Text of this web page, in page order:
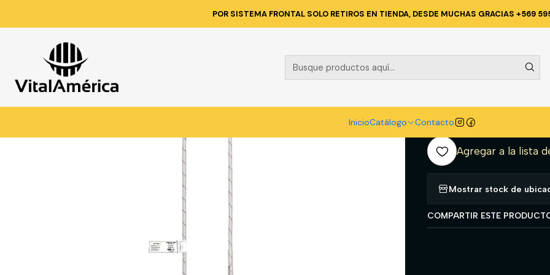
InicioCatálogo Contacto
POR SISTEMA FRONTAL SOLO RETIROS EN TIENDA, DESDE MUCHAS GRACIAS +569
Inicio Catálogo SEGURIDAD INDUSTRIAL TRABAJO EN ALTURA CABO DE VIDA
|
CABO DE
8200
Cantidad
Agregar a la lista
Mostrar stock de
COMPARTIR ESTE